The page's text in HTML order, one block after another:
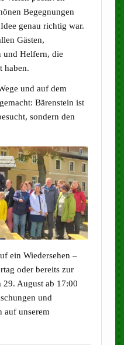
Begegnungen
genau richtig war.
Gästen,
und Helfern, die
haben.
und auf dem
Bärenstein ist
sondern den
ein Wiedersehen –
oder bereits zur
29. August ab 17:00
und
auf unserem